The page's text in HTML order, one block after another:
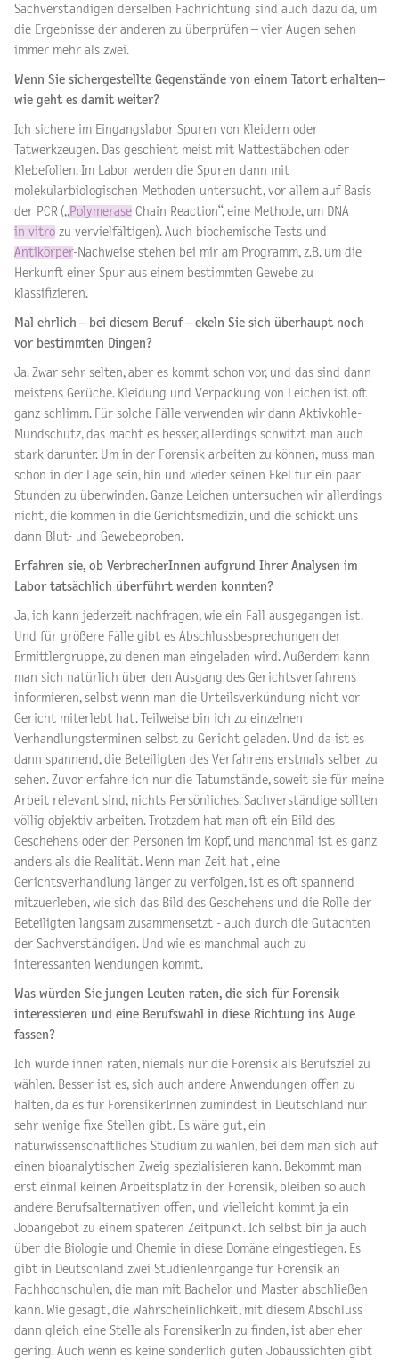
Sachverständigen derselben Fachrichtung sind auch dazu da, um
die Ergebnisse der anderen zu überprüfen – vier Augen sehen
immer mehr als zwei.
Wenn Sie sichergestellte Gegenstände von einem Tatort erhalten–
wie geht es damit weiter?
Ich sichere im Eingangslabor Spuren von Kleidern oder
Tatwerkzeugen. Das geschieht meist mit Wattestäbchen oder
Klebefolien. Im Labor werden die Spuren dann mit
molekularbiologischen Methoden untersucht, vor allem auf Basis
der PCR („Polymerase Chain Reaction“, eine Methode, um DNA
in vitro zu vervielfältigen). Auch biochemische Tests und
Antikörper-Nachweise stehen bei mir am Programm, z.B. um die
Herkunft einer Spur aus einem bestimmten Gewebe zu
klassifizieren.
Mal ehrlich – bei diesem Beruf – ekeln Sie sich überhaupt noch
vor bestimmten Dingen?
Ja. Zwar sehr selten, aber es kommt schon vor, und das sind dann
meistens Gerüche. Kleidung und Verpackung von Leichen ist oft
ganz schlimm. Für solche Fälle verwenden wir dann Aktivkohle-
Mundschutz, das macht es besser, allerdings schwitzt man auch
stark darunter. Um in der Forensik arbeiten zu können, muss man
schon in der Lage sein, hin und wieder seinen Ekel für ein paar
Stunden zu überwinden. Ganze Leichen untersuchen wir allerdings
nicht, die kommen in die Gerichtsmedizin, und die schickt uns
dann Blut- und Gewebeproben.
Erfahren sie, ob VerbrecherInnen aufgrund Ihrer Analysen im
Labor tatsächlich überführt werden konnten?
Ja, ich kann jederzeit nachfragen, wie ein Fall ausgegangen ist.
Und für größere Fälle gibt es Abschlussbesprechungen der
Ermittlergruppe, zu denen man eingeladen wird. Außerdem kann
man sich natürlich über den Ausgang des Gerichtsverfahrens
informieren, selbst wenn man die Urteilsverkündung nicht vor
Gericht miterlebt hat. Teilweise bin ich zu einzelnen
Verhandlungsterminen selbst zu Gericht geladen. Und da ist es
dann spannend, die Beteiligten des Verfahrens erstmals selber zu
sehen. Zuvor erfahre ich nur die Tatumstände, soweit sie für meine
Arbeit relevant sind, nichts Persönliches. Sachverständige sollten
völlig objektiv arbeiten. Trotzdem hat man oft ein Bild des
Geschehens oder der Personen im Kopf, und manchmal ist es ganz
anders als die Realität. Wenn man Zeit hat , eine
Gerichtsverhandlung länger zu verfolgen, ist es oft spannend
mitzuerleben, wie sich das Bild des Geschehens und die Rolle der
Beteiligten langsam zusammensetzt - auch durch die Gutachten
der Sachverständigen. Und wie es manchmal auch zu
interessanten Wendungen kommt.
Was würden Sie jungen Leuten raten, die sich für Forensik
interessieren und eine Berufswahl in diese Richtung ins Auge
fassen?
Ich würde ihnen raten, niemals nur die Forensik als Berufsziel zu
wählen. Besser ist es, sich auch andere Anwendungen offen zu
halten, da es für ForensikerInnen zumindest in Deutschland nur
sehr wenige fixe Stellen gibt. Es wäre gut, ein
naturwissenschaftliches Studium zu wählen, bei dem man sich auf
einen bioanalytischen Zweig spezialisieren kann. Bekommt man
erst einmal keinen Arbeitsplatz in der Forensik, bleiben so auch
andere Berufsalternativen offen, und vielleicht kommt ja ein
Jobangebot zu einem späteren Zeitpunkt. Ich selbst bin ja auch
über die Biologie und Chemie in diese Domäne eingestiegen. Es
gibt in Deutschland zwei Studienlehrgänge für Forensik an
Fachhochschulen, die man mit Bachelor und Master abschließen
kann. Wie gesagt, die Wahrscheinlichkeit, mit diesem Abschluss
dann gleich eine Stelle als ForensikerIn zu finden, ist aber eher
gering. Auch wenn es keine sonderlich guten Jobaussichten gibt